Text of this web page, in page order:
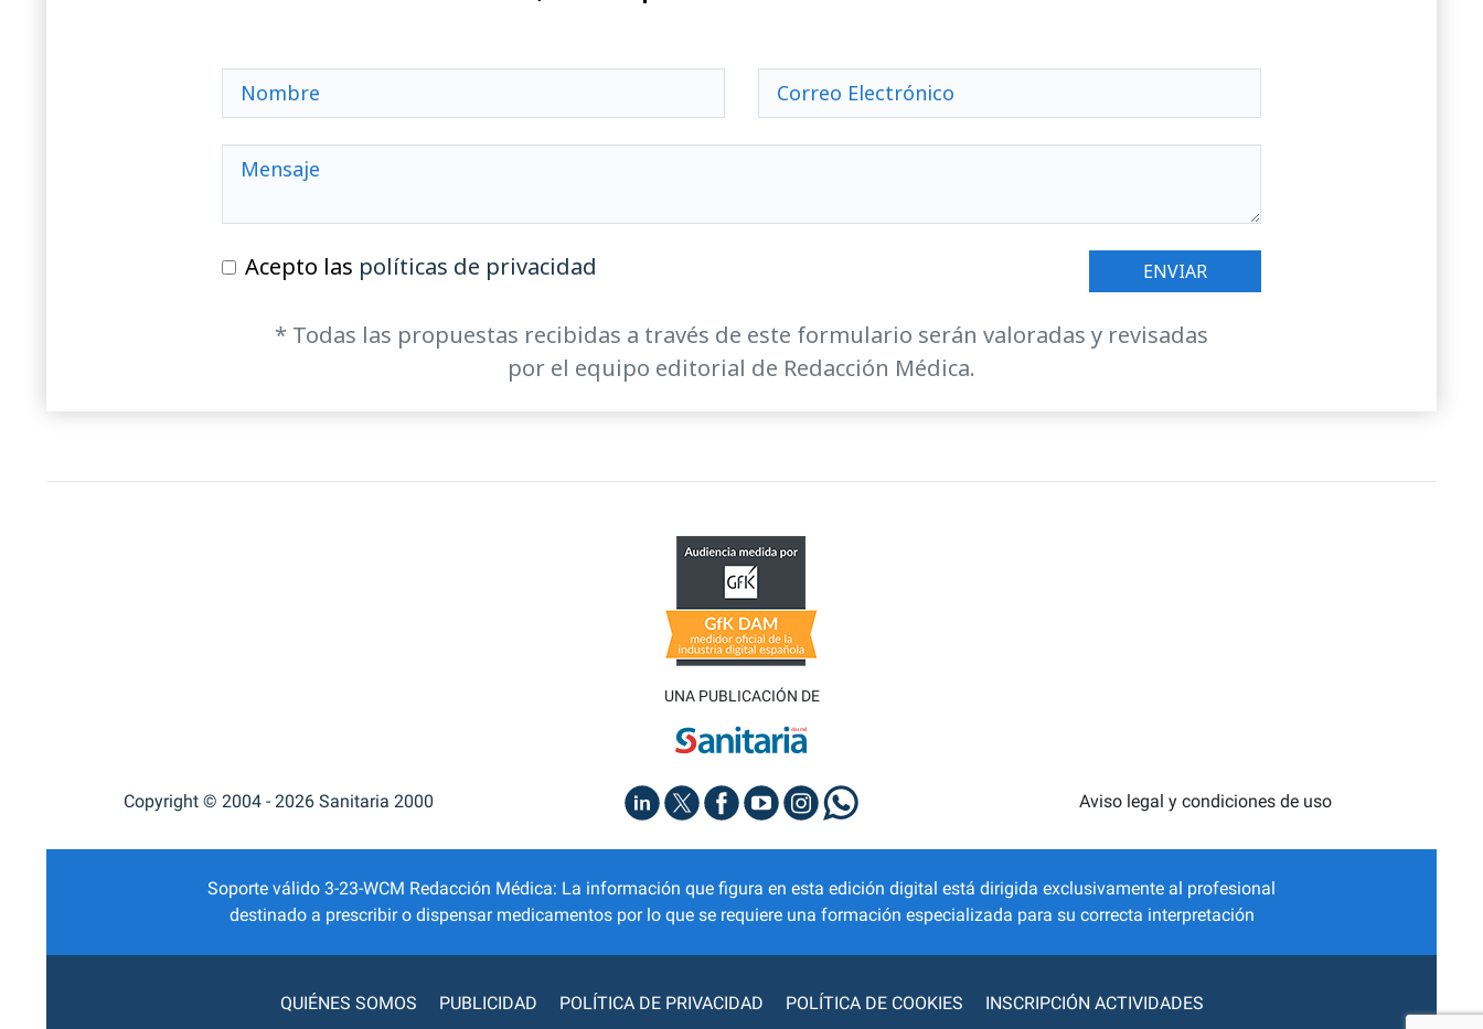
Acepto las políticas de privacidad
* Todas las propuestas recibidas a través de este formulario serán valoradas y revisadas
por el equipo editorial de Redacción Médica.
UNA PUBLICACIÓN DE
Copyright © 2004 - 2026 Sanitaria 2000 Aviso legal y condiciones de uso
Soporte válido 3-23-WCM Redacción Médica: La información que figura en esta edición digital está dirigida exclusivamente al profesional
destinado a prescribir o dispensar medicamentos por lo que se requiere una formación especializada para su correcta interpretación
QUIÉNES SOMOS PUBLICIDAD POLÍTICA DE PRIVACIDAD POLÍTICA DE COOKIES INSCRIPCIÓN ACTIVIDADES